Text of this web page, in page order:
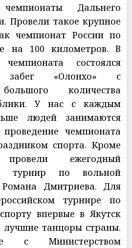
чемпионаты Дальнего
Провели такое крупное
чемпионат России по
на 100 километров. В
состоялся
забег «Олонхо» с
количества
У нас с каждым
людей занимаются
чемпионата
спорта. Кроме
ежегодный
турнир по вольной
Дмитриева. Для
турнире по
впервые в Якутск
танцоры страны.
с Министерством